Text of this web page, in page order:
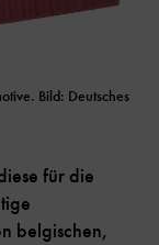
Bild: Deutsches
für die
belgischen,